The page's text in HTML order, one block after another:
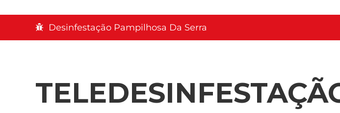
Desinfestação Pampilhosa Da Serra